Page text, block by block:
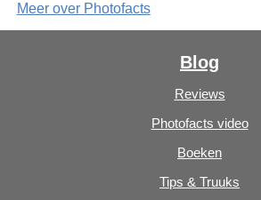
Meer over Photofacts
Blog
Reviews
Photofacts video
Boeken
Tips & Truuks